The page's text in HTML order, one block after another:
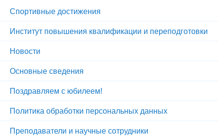
Спортивные достижения
Институт повышения квалификации и переподготовки
Новости
Основные сведения
Поздравляем с юбилеем!
Политика обработки персональных данных
Преподаватели и научные сотрудники